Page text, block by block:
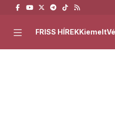
FRISS HÍREKKiemelt